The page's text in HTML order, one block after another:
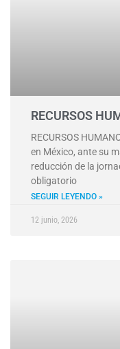
RECURSOS
RECURSOS
en México, ante su
reducción de la
obligatorio
SEGUIR LEYENDO »
12 junio, 2026